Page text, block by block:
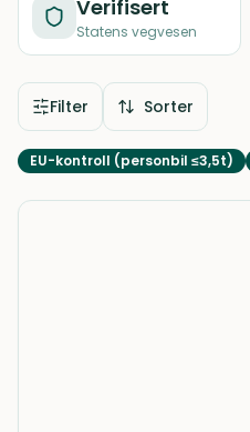
Verifisert
Statens vegvesen
Filter Sorter
EU-kontroll (personbil ≤3,5t)